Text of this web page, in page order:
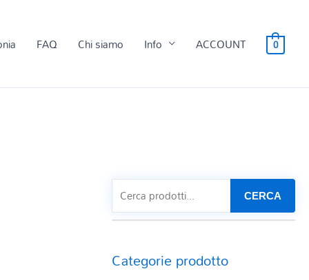
FAQ Chi siamo Info ACCOUNT 0
CERCA
Categorie prodotto